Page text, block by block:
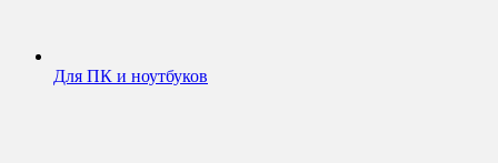
Для ПК и ноутбуков